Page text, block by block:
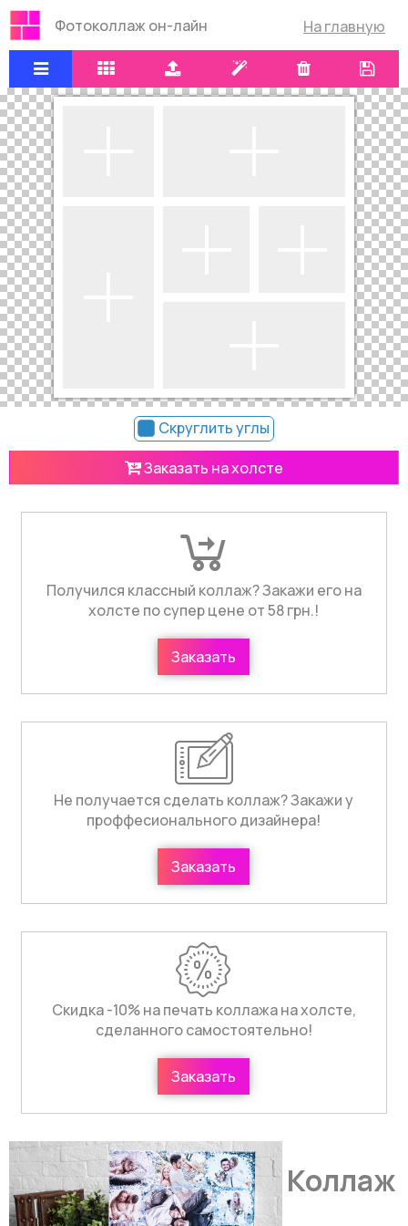
Фотоколлаж он-лайн На главную
Скруглить углы
Заказать на холсте
Получился классный коллаж? Закажи его на
холсте по супер цене от 58 грн.!
Заказать
Не получается сделать коллаж? Закажи у
проффесионального дизайнера!
Заказать
Скидка -10% на печать коллажа на холсте,
сделанного самостоятельно!
Заказать
Коллаж